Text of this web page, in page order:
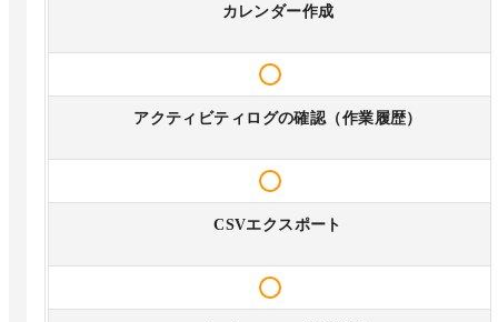
カレンダー作成
アクティビティログの確認（作業履歴）
CSVエクスポート